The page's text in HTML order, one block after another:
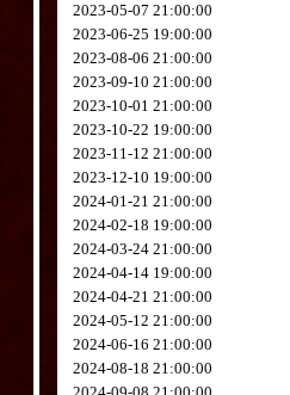
2023-05-07 21:00:00
2023-06-25 19:00:00
2023-08-06 21:00:00
2023-09-10 21:00:00
2023-10-01 21:00:00
2023-10-22 19:00:00
2023-11-12 21:00:00
2023-12-10 19:00:00
2024-01-21 21:00:00
2024-02-18 19:00:00
2024-03-24 21:00:00
2024-04-14 19:00:00
2024-04-21 21:00:00
2024-05-12 21:00:00
2024-06-16 21:00:00
2024-08-18 21:00:00